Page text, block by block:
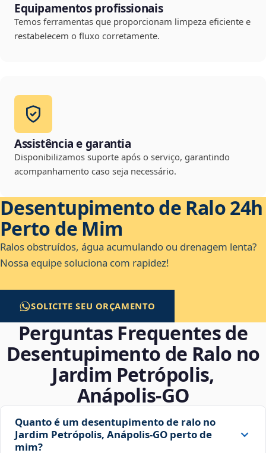
Equipamentos profissionais
Temos ferramentas que proporcionam limpeza eficiente e
restabelecem o fluxo corretamente.
Assistência e garantia
Disponibilizamos suporte após o serviço, garantindo
acompanhamento caso seja necessário.
Desentupimento de Ralo 24h
Perto de Mim
Ralos obstruídos, água acumulando ou drenagem lenta?
Nossa equipe soluciona com rapidez!
SOLICITE SEU ORÇAMENTO
Perguntas Frequentes de
Desentupimento de Ralo no
Jardim Petrópolis,
Anápolis‑GO
Quanto é um desentupimento de ralo no
Jardim Petrópolis, Anápolis‑GO perto de
mim?